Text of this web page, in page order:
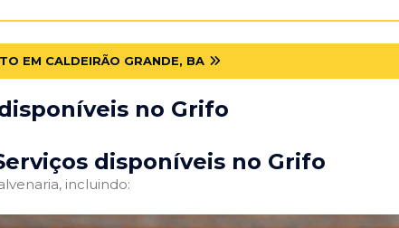
EM CALDEIRÃO GRANDE, BA
no Grifo
disponíveis no Grifo
incluindo: